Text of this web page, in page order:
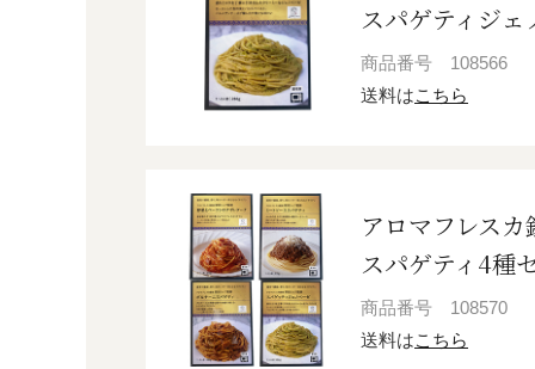
スパゲティジ
商品番号
108566
送料はこちら
アロマフレス
スパゲティ4種
商品番号
108570
送料はこちら